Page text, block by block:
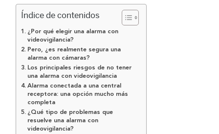
Índice de contenidos
¿Por qué elegir una alarma con
videovigilancia?
Pero, ¿es realmente segura una
alarma con cámaras?
Los principales riesgos de no tener
una alarma con videovigilancia
Alarma conectada a una central
receptora: una opción mucho más
completa
¿Qué tipo de problemas que
resuelve una alarma con
videovigilancia?